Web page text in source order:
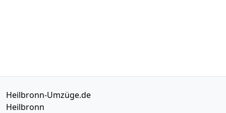
Heilbronn-Umzüge.de
Heilbronn